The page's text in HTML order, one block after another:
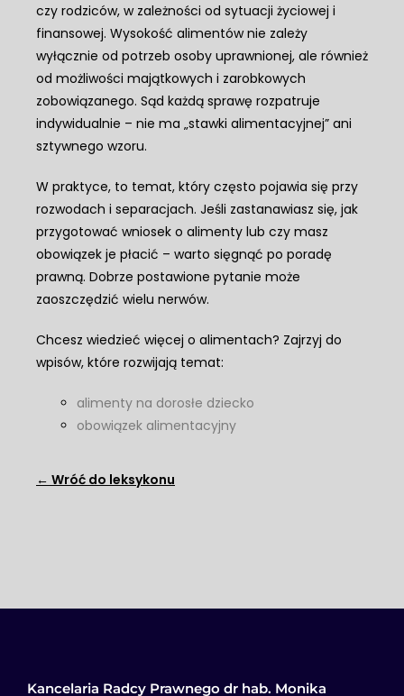
czy rodziców, w zależności od sytuacji życiowej i
finansowej. Wysokość alimentów nie zależy
wyłącznie od potrzeb osoby uprawnionej, ale również
od możliwości majątkowych i zarobkowych
zobowiązanego. Sąd każdą sprawę rozpatruje
indywidualnie – nie ma „stawki alimentacyjnej” ani
sztywnego wzoru.
W praktyce, to temat, który często pojawia się przy
rozwodach i separacjach. Jeśli zastanawiasz się, jak
przygotować wniosek o alimenty lub czy masz
obowiązek je płacić – warto sięgnąć po poradę
prawną. Dobrze postawione pytanie może
zaoszczędzić wielu nerwów.
Chcesz wiedzieć więcej o alimentach? Zajrzyj do
wpisów, które rozwijają temat:
alimenty na dorosłe dziecko
obowiązek alimentacyjny
← Wróć do leksykonu
Kancelaria Radcy Prawnego dr hab. Monika